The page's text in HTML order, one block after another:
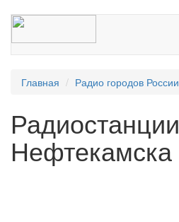
Главная Радио городов России
Радиостанции
Нефтекамска